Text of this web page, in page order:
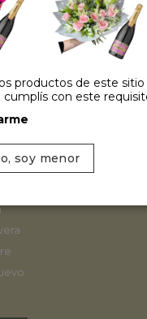
productos de este
cumplís con este